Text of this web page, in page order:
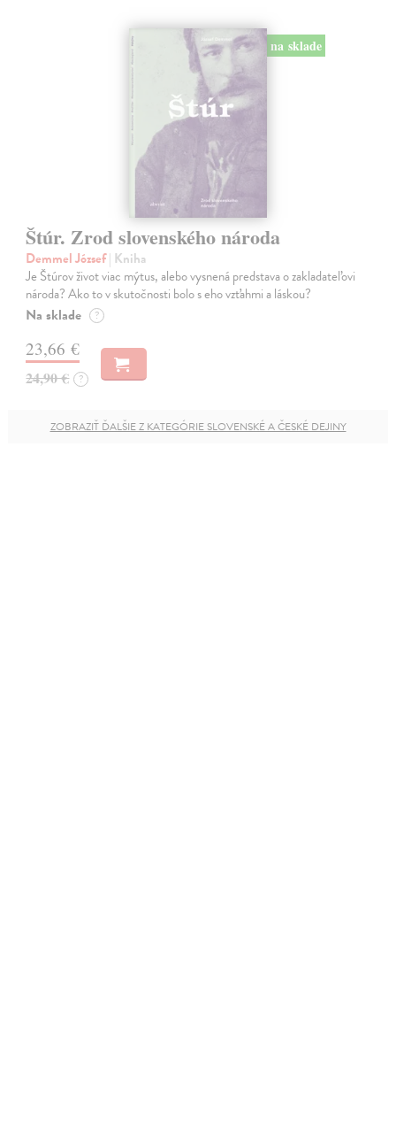
na sklade
Štúr. Zrod slovenského národa
Demmel József| Kniha
Je Štúrov život viac mýtus, alebo vysnená predstava o zakladateľovi
národa? Ako to v skutočnosti bolo s eho vzťahmi a láskou?
Na sklade ?
23,66 €
24,90 € ?
ZOBRAZIŤ ĎALŠIE Z KATEGÓRIE SLOVENSKÉ A ČESKÉ DEJINY